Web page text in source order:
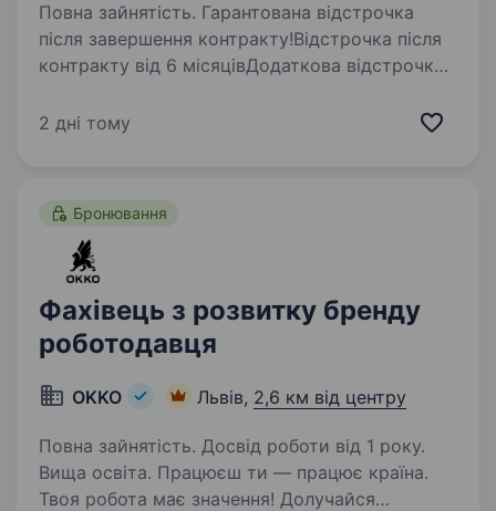
Повна зайнятість. Гарантована відстрочка
після завершення контракту!Відстрочка після
контракту від 6 місяцівДодаткова відстрочка
бойових завдань +1 місяць до загальної
2 дні тому
Бронювання
Фахівець з розвитку бренду
роботодавця
OKKO Львів, 2,6 км від центру
Повна зайнятість. Досвід роботи від 1 року.
Вища освіта. Працюєш ти — працює країна.
Твоя робота має значення! Долучайся